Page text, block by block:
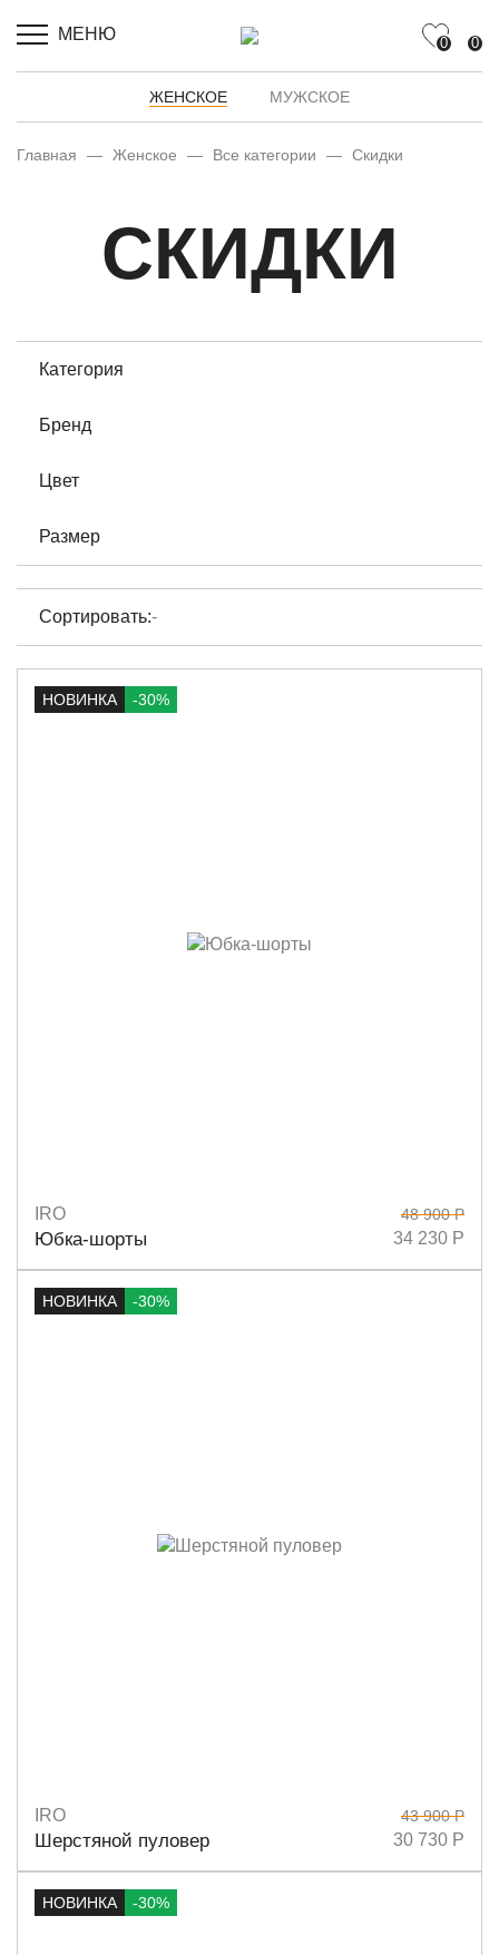
МЕНЮ 0 0
ЖЕНСКОЕ МУЖСКОЕ
Главная — Женское — Все категории — Скидки
СКИДКИ
Категория
Бренд
Цвет
Размер
Сортировать:-
НОВИНКА -30%
Размеры
IRO
Юбка-шорты
48 900 Р
34 230 Р
НОВИНКА -30%
Размеры M
IRO
Шерстяной пуловер
43 900 Р
30 730 Р
НОВИНКА -30%